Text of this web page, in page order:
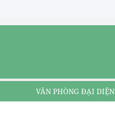
VĂN PHÒNG ĐẠI DIỆN